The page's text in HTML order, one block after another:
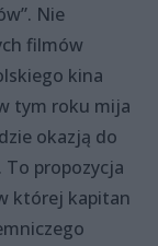
Nie
filmów
kina
tym roku mija
okazją do
To propozycja
której kapitan